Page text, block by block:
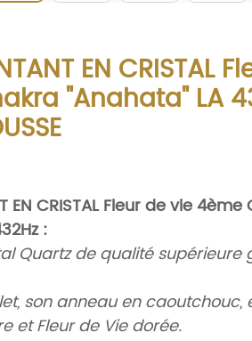
EN CRISTAL
"Anahata" LA
EN CRISTAL Fleur de vie
:
Quartz de qualité supérieure
son anneau en caoutchouc,
et Fleur de Vie dorée.